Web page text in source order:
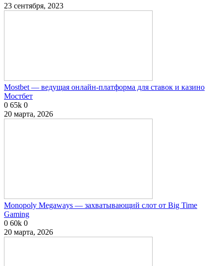
23 сентября, 2023
Mostbet — ведущая онлайн-платформа для ставок и казино
Мостбет
0 65k 0
20 марта, 2026
Monopoly Megaways — захватывающий слот от Big Time
Gaming
0 60k 0
20 марта, 2026